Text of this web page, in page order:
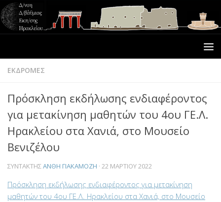
ΕΚΔΡΟΜΕΣ
Πρόσκληση εκδήλωσης ενδιαφέροντος
για μετακίνηση μαθητών του 4ου ΓΕ.Λ.
Ηρακλείου στα Χανιά, στο Μουσείο
Βενιζέλου
ΣΥΝΤΆΚΤΗΣΑΝΘΗ ΓΙΑΚΑΜΟΖΗ · 22 ΜΑΡΤΊΟΥ 2022
Πρόσκληση εκδήλωσης ενδιαφέροντος για μετακίνηση
μαθητών του 4ου ΓΕ.Λ. Ηρακλείου στα Χανιά, στο Μουσείο